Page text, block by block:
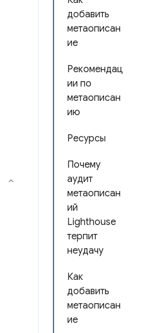
добавить
метаописан
ие
Рекомендац
ии по
метаописан
ию
Ресурсы
Почему
аудит
метаописан
ий
Lighthouse
терпит
неудачу
Как
добавить
метаописан
ие